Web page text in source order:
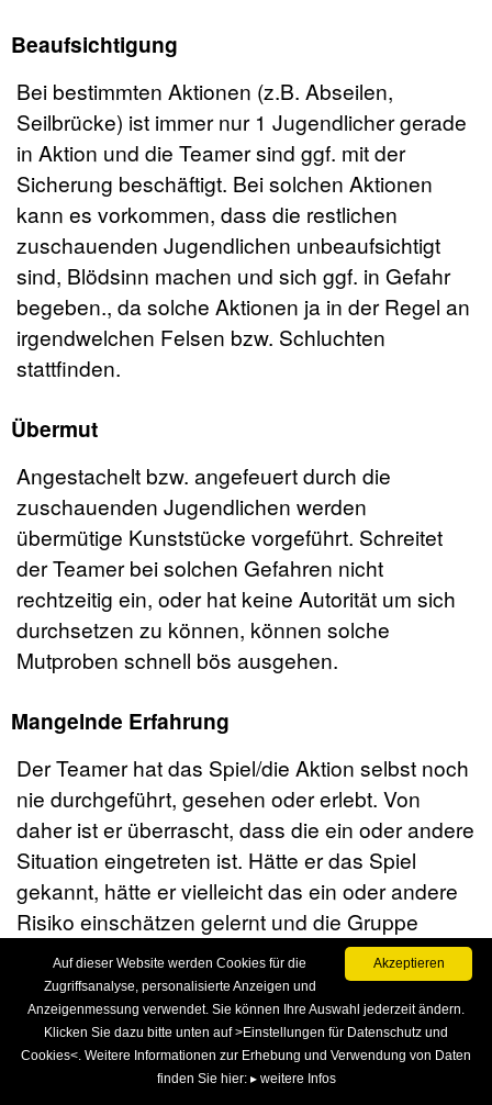
Beaufsichtigung
Bei bestimmten Aktionen (z.B. Abseilen,
Seilbrücke) ist immer nur 1 Jugendlicher gerade
in Aktion und die Teamer sind ggf. mit der
Sicherung beschäftigt. Bei solchen Aktionen
kann es vorkommen, dass die restlichen
zuschauenden Jugendlichen unbeaufsichtigt
sind, Blödsinn machen und sich ggf. in Gefahr
begeben., da solche Aktionen ja in der Regel an
irgendwelchen Felsen bzw. Schluchten
stattfinden.
Übermut
Angestachelt bzw. angefeuert durch die
zuschauenden Jugendlichen werden
übermütige Kunststücke vorgeführt. Schreitet
der Teamer bei solchen Gefahren nicht
rechtzeitig ein, oder hat keine Autorität um sich
durchsetzen zu können, können solche
Mutproben schnell bös ausgehen.
Mangelnde Erfahrung
Der Teamer hat das Spiel/die Aktion selbst noch
nie durchgeführt, gesehen oder erlebt. Von
daher ist er überrascht, dass die ein oder andere
Situation eingetreten ist. Hätte er das Spiel
gekannt, hätte er vielleicht das ein oder andere
Risiko einschätzen gelernt und die Gruppe
richtig darauf vorbereitet. Ebenfalls kann
mangelnde Erfahrung im Umgang mit Gruppen
und Spielen zu einem negativen Spielausgang
führen.
Akzeptieren
Auf dieser Website werden Cookies für die
Zugriffsanalyse, personalisierte Anzeigen und
Anzeigenmessung verwendet. Sie können Ihre Auswahl jederzeit ändern.
Klicken Sie dazu bitte unten auf >Einstellungen für Datenschutz und
Cookies<. Weitere Informationen zur Erhebung und Verwendung von Daten
finden Sie hier: ▸ weitere Infos